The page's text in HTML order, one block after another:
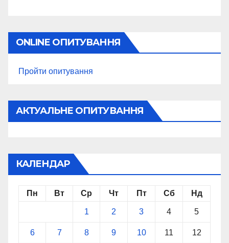
ONLINE ОПИТУВАННЯ
Пройти опитування
АКТУАЛЬНЕ ОПИТУВАННЯ
КАЛЕНДАР
Пн Вт Ср Чт Пт Сб Нд
1 2 3 4 5
6 7 8 9 10 11 12